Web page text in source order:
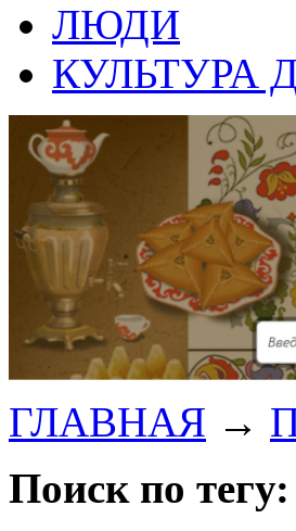
ЛЮДИ
КУЛЬТУРА
ГЛАВНАЯ →
Поиск по тегу: